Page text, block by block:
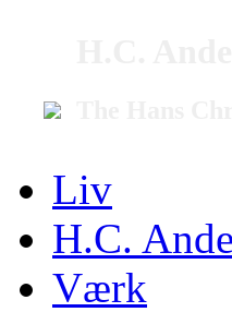
Liv
H.C.
Værk